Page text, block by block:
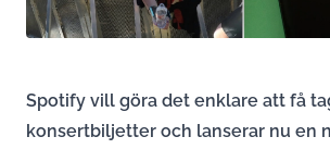
Spotify vill göra det enklare att få
konsertbiljetter och lanserar nu en